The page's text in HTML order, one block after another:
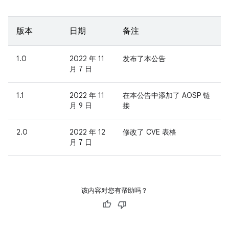
版本 日期 备注
1.0
2022 年 11
月 7 日
发布了本公告
1.1
2022 年 11
月 9 日
在本公告中添加了 AOSP 链
接
2.0
2022 年 12
月 7 日
修改了 CVE 表格
该内容对您有帮助吗？